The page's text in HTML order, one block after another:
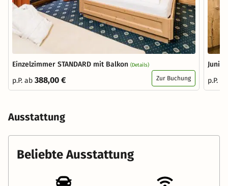
Einzelzimmer STANDARD mit Balkon (Details)
p.P. ab 388,00 € Zur Buchung
p.P.
Ausstattung
Beliebte Ausstattung